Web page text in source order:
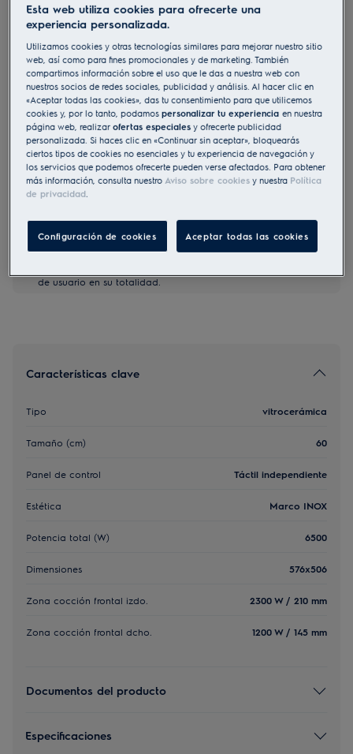
Placa vitrocerámica Serie 300
Radiant de 4 zonas y 60 cm
0 (0)
Ficha de información del producto
Beneficios
Contoles táctiles compactos para liberar espacio de cocción
Display integrado en la vitrocerámica para un acceso directo a los
mandos de cocción
El indicador de calor residual te permitirá ver las zonas que aún
están calientes
Tanto las instrucciones de seguridad como las precauciones
a tener en cuenta, descritas según la Norma UE 2023/988, se
de usuario en su totalidad.
Características clave
Tipo vitrocerámica
Tamaño (cm) 60
Panel de control Táctil independiente
Estética Marco INOX
Potencia total (W) 6500
Dimensiones 576x506
Zona cocción frontal izdo. 2300 W / 210 mm
Zona cocción frontal dcho. 1200 W / 145 mm
Documentos del producto
Especificaciones
Esta web utiliza cookies para ofrecerte una
experiencia personalizada.
Utilizamos cookies y otras tecnologías similares para mejorar nuestro sitio
web, así como para fines promocionales y de marketing. También
compartimos información sobre el uso que le das a nuestra web con
nuestros socios de redes sociales, publicidad y análisis. Al hacer clic en
«Aceptar todas las cookies», das tu consentimiento para que utilicemos
cookies y, por lo tanto, podamospersonalizar tu experienciaen nuestra
página web, realizarofertas especiales y ofrecerte publicidad
personalizada. Si haces clic en «Continuar sin aceptar», bloquearás
ciertos tipos de cookies no esenciales y tu experiencia de navegación y
los servicios que podemos ofrecerte pueden verse afectados. Para obtener
más información, consulta nuestro Aviso sobre cookies y nuestra Política
de privacidad.
Configuración de cookies Aceptar todas las cookies